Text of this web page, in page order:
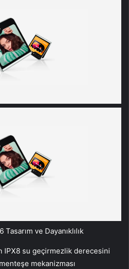
ve Dayanıklılık
IPX8 su geçirmezlik derecesini
mekanizması